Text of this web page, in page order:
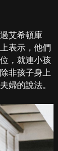
艾希頓庫
表示，他們
，就連小孩
非孩子身上
婦的說法。